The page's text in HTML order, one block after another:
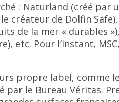
: Naturland (créé par
créateur de Dolfin
de la mer « durables
etc. Pour l’instant,
propre label, comme
par le Bureau Véritas.